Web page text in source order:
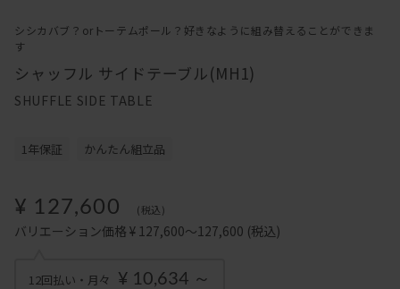
シシカバブ？orトーテムポール？好きなように組み替えることができま
す
シャッフル サイドテーブル(MH1)
SHUFFLE SIDE TABLE
1年保証 かんたん組立品
¥ 127,600 (税込)
バリエーション価格 ¥ 127,600～127,600 (税込)
12回払い・月々 ¥ 10,634 ～